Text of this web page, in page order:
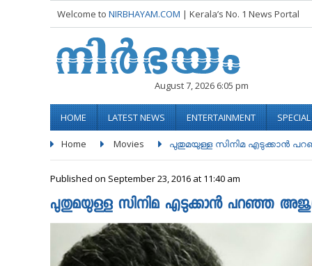
Welcome to NIRBHAYAM.COM | Kerala’s No. 1 News Portal
August 7, 2026 6:05 pm
HOME LATEST NEWS ENTERTAINMENT
Home Movies പുതുമയുള്ള സിനിമ എടുക്കാന്‍
Published on September 23, 2016 at 11:40 am
പുതുമയുള്ള സിനിമ എടുക്കാന്‍ പറഞ്ഞ